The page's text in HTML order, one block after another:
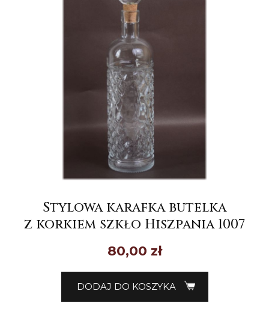
Stylowa karafka butelka
z korkiem szkło Hiszpania 1007
80,00 zł
DODAJ DO KOSZYKA